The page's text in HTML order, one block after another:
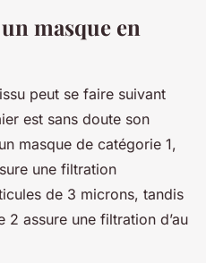
masque en
peut se faire suivant
est sans doute son
masque de catégorie 1,
une filtration
de 3 microns, tandis
2 assure une filtration d’au